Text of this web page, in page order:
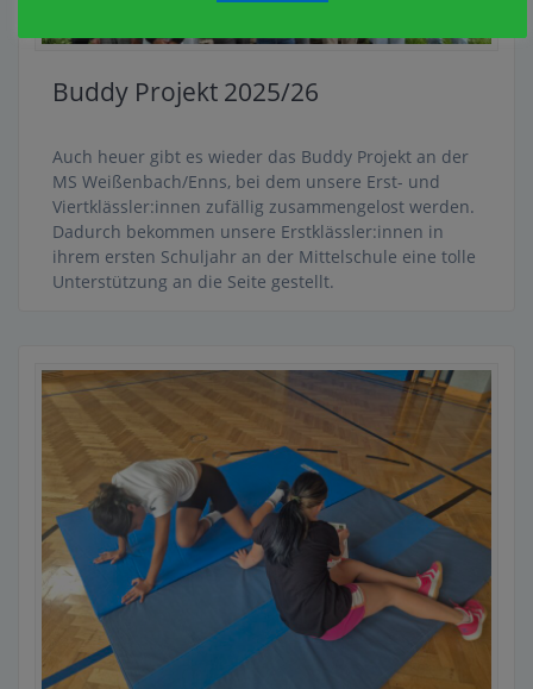
Buddy Projekt 2025/26
Auch heuer gibt es wieder das Buddy Projekt an der
MS Weißenbach/Enns, bei dem unsere Erst- und
Viertklässler:innen zufällig zusammengelost werden.
Dadurch bekommen unsere Erstklässler:innen in
ihrem ersten Schuljahr an der Mittelschule eine tolle
Unterstützung an die Seite gestellt.